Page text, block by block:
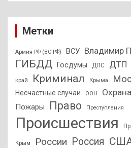
Метки
Армия РФ (ВС РФ) ВСУ Владимир
ГИБДД Госдумы ДПС ДТП
край Криминал Крыма
Несчастные случаи ООН
Пожары Право Преступления
Происшествия
Крым России Россия